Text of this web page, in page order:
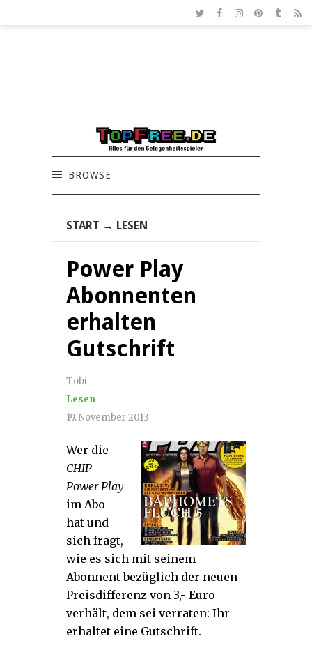
BROWSE
START → LESEN
Power Play
Abonnenten
erhalten
Gutschrift
Tobi
Lesen
19. November 2013
Wer die
CHIP
Power Play
im Abo
hat und
sich fragt,
wie es sich mit seinem
Abonnent bezüglich der neuen
Preisdifferenz von 3,- Euro
verhält, dem sei verraten: Ihr
erhaltet eine Gutschrift.